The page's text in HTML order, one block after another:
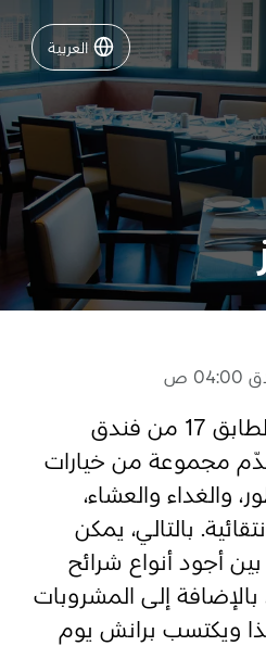
العربية
العربية
في أبوظبي
مسارات
رسم خريطة
ص
يفترش مطعم فيوز الطابق 17 من فندق
مجموعة من خيارات
والغداء والعشاء،
بالتالي، يمكن
أجود أنواع شرائح
بالإضافة إلى المشروبات
ويكتسب برانش يوم